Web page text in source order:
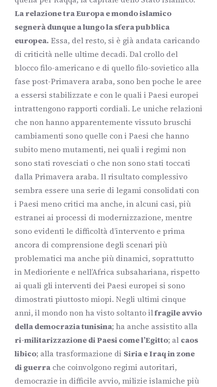
La relazione tra Europa e mondo islamico
segnerà dunque a lungo la sfera pubblica
europea. Essa, del resto, si è già andata caricando
di criticità nelle ultime decadi. Dal crollo del
blocco filo-americano e di quello filo-sovietico alla
fase post-Primavera araba, sono ben poche le aree
a essersi stabilizzate e con le quali i Paesi europei
intrattengono rapporti cordiali. Le uniche relazioni
che non hanno apparentemente vissuto bruschi
cambiamenti sono quelle con i Paesi che hanno
subito meno mutamenti, nei quali i regimi non
sono stati rovesciati o che non sono stati toccati
dalla Primavera araba. Il risultato complessivo
sembra essere una serie di legami consolidati con
i Paesi meno critici ma anche, in alcuni casi, più
estranei ai processi di modernizzazione, mentre
sono evidenti le difficoltà d’intervento e prima
ancora di comprensione degli scenari più
problematici ma anche più dinamici, soprattutto
in Medioriente e nell’Africa subsahariana, rispetto
ai quali gli interventi dei Paesi europei si sono
dimostrati piuttosto miopi. Negli ultimi cinque
anni, il mondo non ha visto soltanto ilfragile avvio
della democrazia tunisina; ha anche assistito alla
ri-militarizzazione di Paesi come l’Egitto; al caos
libico; alla trasformazione di Siria e Iraq in zone
di guerra che coinvolgono regimi autoritari,
democrazie in difficile avvio, milizie islamiche più